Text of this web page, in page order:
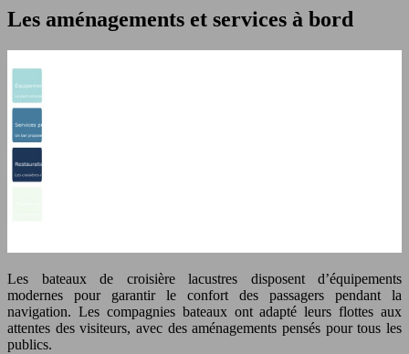
Les aménagements et services à bord
Les bateaux de croisière lacustres disposent d’équipements
modernes pour garantir le confort des passagers pendant la
navigation. Les compagnies bateaux ont adapté leurs flottes aux
attentes des visiteurs, avec des aménagements pensés pour tous les
publics.